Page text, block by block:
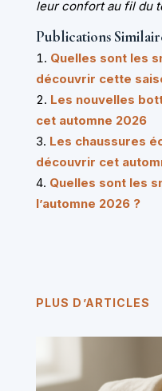
leur confort au fil du
Publications
Quelles sont les
découvrir cette
Les nouvelles
cet automne 2026
Les chaussures
découvrir cet
Quelles sont les
l’automne 2026 ?
PLUS D’ARTICLES